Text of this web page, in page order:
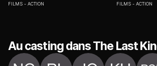
FILMS ACTION FILMS ACTION
Au casting dans The Last